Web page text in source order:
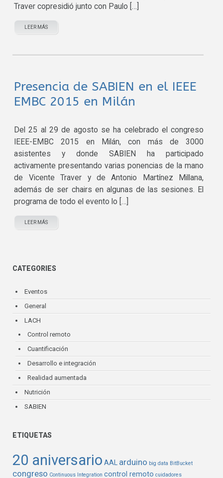
Traver copresidió junto con Paulo […]
LEER MÁS
Presencia de SABIEN en el IEEE
EMBC 2015 en Milán
Del 25 al 29 de agosto se ha celebrado el congreso
IEEE-EMBC 2015 en Milán, con más de 3000
asistentes y donde SABIEN ha participado
activamente presentando varias ponencias de la mano
de Vicente Traver y de Antonio Martínez Millana,
además de ser chairs en algunas de las sesiones. El
programa de todo el evento lo […]
LEER MÁS
CATEGORIES
Eventos
General
LACH
Control remoto
Cuantificación
Desarrollo e integración
Realidad aumentada
Nutrición
SABIEN
ETIQUETAS
20 aniversario AAL arduino big data BitBucket
congreso Continuous Integration control remoto cuidadores